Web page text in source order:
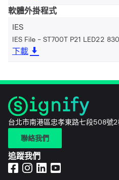
軟體外掛程式
IES
IES File - ST700T P21 LED22
下載
台北市南港區忠孝東路七段508號2
聯絡我們
追蹤我們